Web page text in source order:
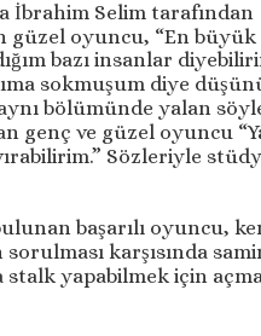
İbrahim Selim tarafından
güzel oyuncu, “En büyük
bazı insanlar
sokmuşum diye
bölümünde yalan
genç ve güzel oyuncu
Sözleriyle
başarılı oyuncu,
karşısında
stalk yapabilmek için